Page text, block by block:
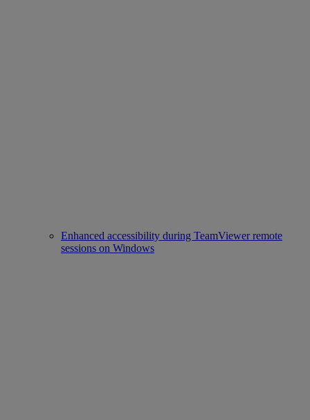
Enhanced accessibility during TeamViewer remote
sessions on Windows